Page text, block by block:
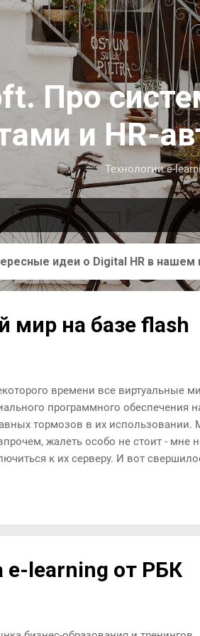
К основному
Про
и HR-
Технологии e-
идеи о Digital HR в нашем
мир на базе flash
времени все виртуальные
программного обеспечения
тормозов в их использовании.
жалеть особо не стоит - мне
к их серверу. И вот
нельзя. Можно купить для
e-learning от РБК